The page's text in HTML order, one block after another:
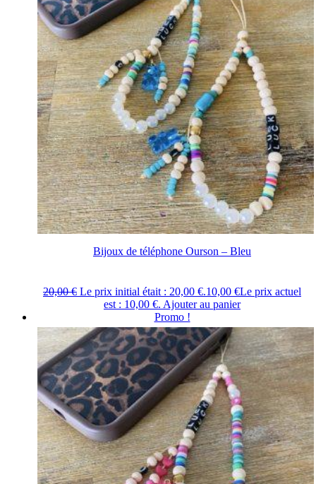
Bijoux de téléphone Ourson – Bleu
20,00€ Le prix initial était : 20,00 €.10,00 €Le prix actuel
est : 10,00 €. Ajouter au panier
Promo !